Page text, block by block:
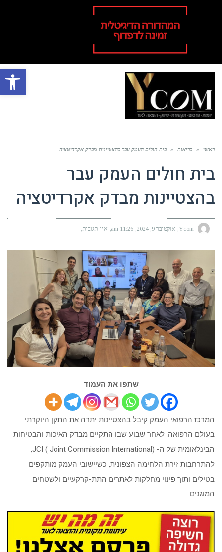
פתח
ראשי » בריאות » בית חולים העמק עבר בהצטיינות מבדק אקרדיטציה
בית חולים העמק עבר
בהצטיינות מבדק אקרדיטציה
Ycom אוקטובר 9, 2024 11:26 am אין תגובות
שתפו את העמוד
המרכז הרפואי העמק קיבל בהצטיינות יתרה את התקן היוקרתי
בעולם הרפואה, לאחר שבוע שבו התקיים מבדק האיכות והבטיחות
הבינלאומית של ה- JCI ( Joint Commission International),
להתרחבות זירת הלחימה הצפונית, כשיישובי העמק מותקפים
בטילים ותוך פינוי מחלקות לאתרים התת-קרקעיים ולשטחים
המוגנים.